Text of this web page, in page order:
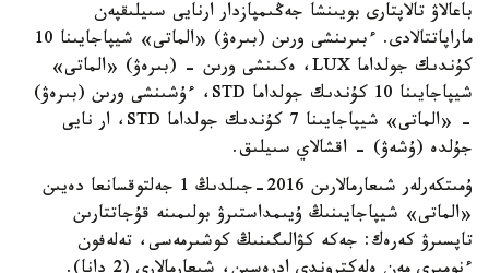
باعالاۋ تالاپتارى بويىنشا جەڭىمپازدار ارنايى سىيلىقپەن
ماراپاتتالادى. ءبىرىنشى ورىن (بىرەۋ) «الماتى» شيپاجايىنا 10
كۇندىك جولداما LUX، ەكىنشى ورىن - (بىرەۋ) «الماتى»
شيپاجايىنا 10 كۇندىك جولداما STD، ءۇشىنشى ورىن (بىرەۋ)
- «الماتى» شيپاجايىنا 7 كۇندىك جولداما STD، ار نايى
جۇلدە (ۇشەۋ) - اقشالاي سىيلىق.
ۇمىتكەرلەر شىعارمالارىن 2016-جىلدىڭ 1 جەلتوقسانعا دەيىن
«الماتى» شيپاجايىنىڭ ۇيىمداستىرۋ بولىمىنە قۇجاتتارىن
تاپسىرۋ كەرەك: جەكە كۋالىگىنىڭ كوشىرمەسى، تەلەفون